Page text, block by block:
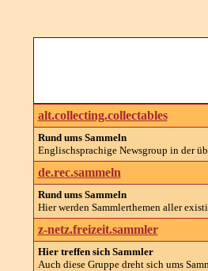
alt.collecting.collectables
Rund ums Sammeln
Englischsprachige Newsgroup in der
de.rec.sammeln
Rund ums Sammeln
Hier werden Sammlerthemen aller
z-netz.freizeit.sammler
Hier treffen sich Sammler
Auch diese Gruppe dreht sich ums